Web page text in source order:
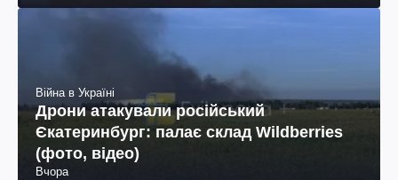
Війна в Україні
Дрони атакували російський
Єкатеринбург: палає склад Wildberries
(фото, відео)
Вчора